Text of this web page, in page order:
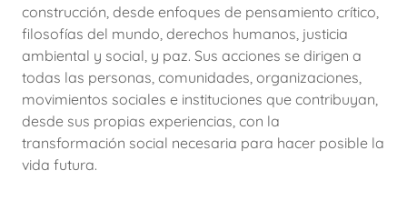
construcción, desde enfoques de pensamiento crítico,
filosofías del mundo, derechos humanos, justicia
ambiental y social, y paz. Sus acciones se dirigen a
todas las personas, comunidades, organizaciones,
movimientos sociales e instituciones que contribuyan,
desde sus propias experiencias, con la
transformación social necesaria para hacer posible la
vida futura.